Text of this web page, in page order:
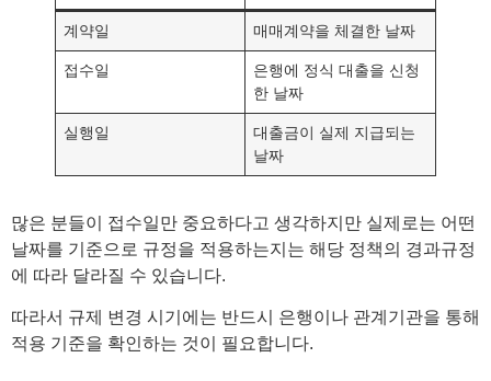
계약일 매매계약을 체결한 날짜
접수일
은행에 정식 대출을 신청
한 날짜
실행일
대출금이 실제 지급되는
날짜
많은 분들이 접수일만 중요하다고 생각하지만 실제로는 어떤
날짜를 기준으로 규정을 적용하는지는 해당 정책의 경과규정
에 따라 달라질 수 있습니다.
따라서 규제 변경 시기에는 반드시 은행이나 관계기관을 통해
적용 기준을 확인하는 것이 필요합니다.